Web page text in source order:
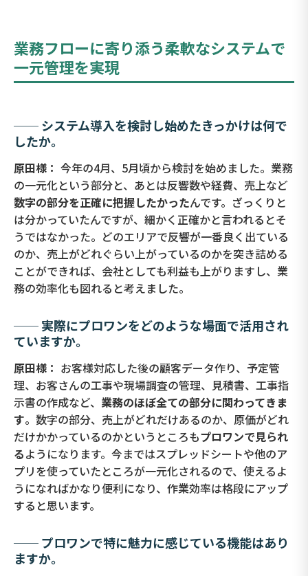
業務フローに寄り添う柔軟なシステムで
一元管理を実現
── システム導入を検討し始めたきっかけは何で
したか。
原田様： 今年の4月、5月頃から検討を始めました。業務
の一元化という部分と、あとは反響数や経費、売上など
数字の部分を正確に把握したかったんです。ざっくりと
は分かっていたんですが、細かく正確かと言われるとそ
うではなかった。どのエリアで反響が一番良く出ている
のか、売上がどれぐらい上がっているのかを突き詰める
ことができれば、会社としても利益も上がりますし、業
務の効率化も図れると考えました。
── 実際にプロワンをどのような場面で活用され
ていますか。
原田様： お客様対応した後の顧客データ作り、予定管
理、お客さんの工事や現場調査の管理、見積書、工事指
示書の作成など、 業務のほぼ全ての部分に関わってきま
す。数字の部分、売上がどれだけあるのか、原価がどれ
だけかかっているのかというところもプロワンで見られ
るようになります。今まではスプレッドシートや他のア
プリを使っていたところが一元化されるので、使えるよ
うになればかなり便利になり、作業効率は格段にアップ
すると思います。
── プロワンで特に魅力に感じている機能はあり
ますか。